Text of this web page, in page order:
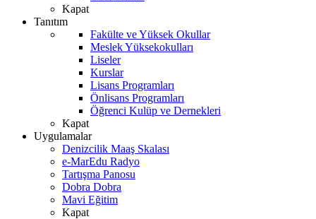
Kapat
Tanıtım
Fakülte ve Yüksek Okullar
Meslek Yüksekokulları
Liseler
Kurslar
Lisans Programları
Önlisans Programları
Öğrenci Kulüp ve Dernekleri
Kapat
Uygulamalar
Denizcilik Maaş Skalası
e-MarEdu Radyo
Tartışma Panosu
Dobra Dobra
Mavi Eğitim
Kapat